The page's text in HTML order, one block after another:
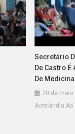
Secretário
De Castro
De Medicina
20 de maio
Acrelândia Ao